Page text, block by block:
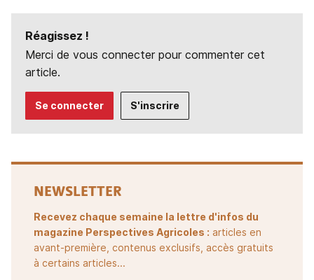
Réagissez !
Merci de vous connecter pour commenter cet
article.
Se connecter S'inscrire
NEWSLETTER
Recevez chaque semaine la lettre d'infos du
magazine Perspectives Agricoles : articles en
avant-première, contenus exclusifs, accès gratuits
à certains articles...